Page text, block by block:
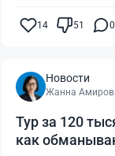
14 51 0
Новости
Жанна
Тур за 120
как